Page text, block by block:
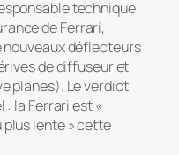
technique
de Ferrari,
nouveaux déflecteurs
de diffuseur et
planes). Le verdict
: la Ferrari est «
lente » cette